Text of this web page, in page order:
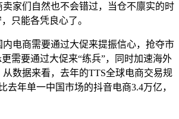
家们自然也不会错过，当仓不廪实的时
只能各凭良心了。
电商需要通过大促来提振信心，抢夺市
需要通过大促来“练兵”，同时加速海外
数据来看，去年的TTS全球电商交易规
去年单一中国市场的抖音电商3.4万亿，